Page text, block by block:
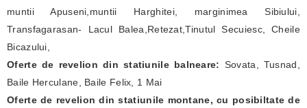
muntii Apuseni,muntii Harghitei, marginimea Sibiului,
Transfagarasan- Lacul Balea,Retezat,Tinutul Secuiesc, Cheile
Bicazului,
Oferte de revelion din statiunile balneare: Sovata, Tusnad,
Baile Herculane, Baile Felix, 1 Mai
Oferte de revelion din statiunile montane, cu posibiltate de